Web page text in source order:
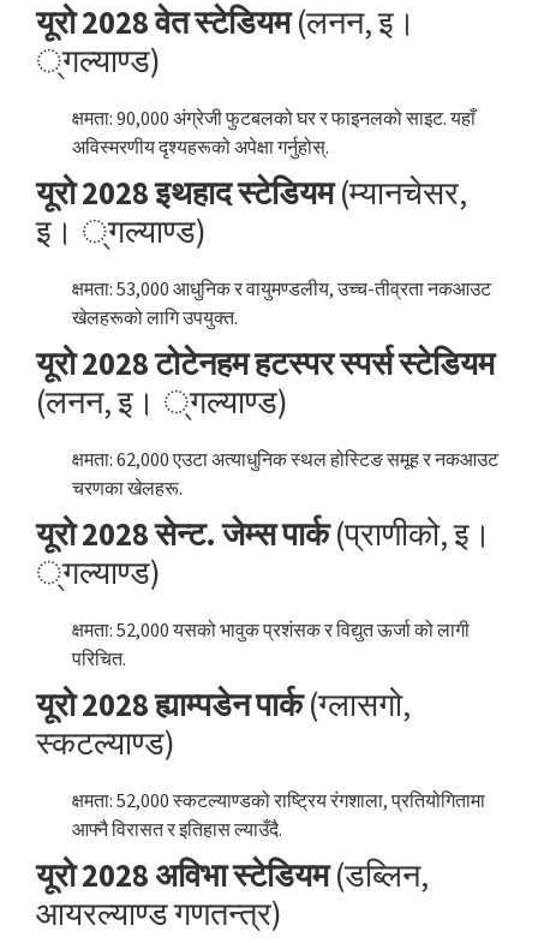
यूरो 2028 वेत स्टेडियम(लनन, इ।
्गल्याण्ड)
क्षमता: 90,000 अंग्रेजी फुटबलको घर र फाइनलको साइट. यहाँ
अविस्मरणीय दृश्यहरूको अपेक्षा गर्नुहोस्.
यूरो 2028 इथहाद स्टेडियम(म्यानचेसर,
इ। ्गल्याण्ड)
क्षमता: 53,000 आधुनिक र वायुमण्डलीय, उच्च-तीव्रता नकआउट
खेलहरूको लागि उपयुक्त.
यूरो 2028 टोटेनहम हटस्पर स्पर्स स्टेडियम
(लनन, इ। ्गल्याण्ड)
क्षमता: 62,000 एउटा अत्याधुनिक स्थल होस्टिङ समूह र नकआउट
चरणका खेलहरू.
यूरो 2028 सेन्ट. जेम्स पार्क(प्राणीको, इ।
्गल्याण्ड)
क्षमता: 52,000 यसको भावुक प्रशंसक र विद्युत ऊर्जा को लागी
परिचित.
यूरो 2028 ह्याम्पडेन पार्क(ग्लासगो,
स्कटल्याण्ड)
क्षमता: 52,000 स्कटल्याण्डको राष्ट्रिय रंगशाला, प्रतियोगितामा
आफ्नै विरासत र इतिहास ल्याउँदै.
यूरो 2028 अविभा स्टेडियम(डब्लिन,
आयरल्याण्ड गणतन्त्र)